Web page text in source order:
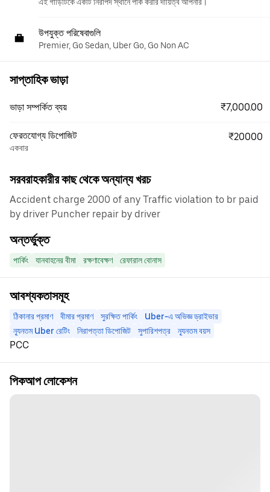
এই গাড়িটিকে একটি নিরাপদ স্থানে পার্ক করার দায়িত্ব আপনার।
উপযুক্ত পরিষেবাগুলি
Premier, Go Sedan, Uber Go, Go Non AC
সাপ্তাহিক ভাড়া
ভাড়া সম্পর্কিত ব্যয় ₹7,000.00
ফেরতযোগ্য ডিপোজিট
একবার
₹20000
সরবরাহকারীর কাছ থেকে অন্যান্য খরচ
Accident charge 2000 of any Traffic violation to br paid
by driver Puncher repair by driver
অন্তর্ভুক্ত
পার্কিং যানবাহনের বীমা রক্ষণাবেক্ষণ রেফারাল বোনাস
আবশ্যকতাসমূহ
ঠিকানার প্রমাণ বীমার প্রমাণ সুরক্ষিত পার্কিং
Uber-এ অভিজ্ঞ ড্রাইভার
ন্যূনতম Uber রেটিং
নিরাপত্তা ডিপোজিট সুপারিশপত্র ন্যূনতম বয়স
PCC
পিকআপ লোকেশন